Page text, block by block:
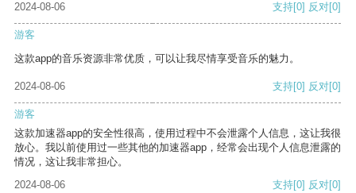
2024-08-06 支持[0] 反对[0]
游客
这款app的音乐资源非常优质，可以让我尽情享受音乐的魅力。
2024-08-06 支持[0] 反对[0]
游客
这款加速器app的安全性很高，使用过程中不会泄露个人信息，这让我很
放心。我以前使用过一些其他的加速器app，经常会出现个人信息泄露的
情况，这让我非常担心。
2024-08-06
支持[0] 反对[0]